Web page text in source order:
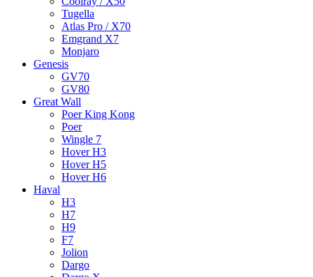
Tugella
Atlas Pro / X70
Emgrand X7
Monjaro
Genesis
GV70
GV80
Great Wall
Poer King Kong
Poer
Wingle 7
Hover H3
Hover H5
Hover H6
Haval
H3
H7
H9
F7
Jolion
Dargo